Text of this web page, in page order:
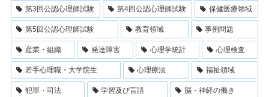
第3回公認心理師試験 第4回公認心理師試験 保健医療領域
第5回公認心理師試験 教育領域 事例問題
産業・組織 発達障害 心理学統計 心理検査
若手心理職・大学院生 心理療法 福祉領域
犯罪・司法 学習及び言語 脳・神経の働き